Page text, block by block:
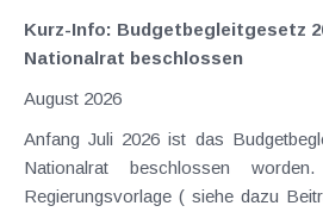
Kurz-Info: Budgetbegleitgesetz
Nationalrat beschlossen
August 2026
Anfang Juli 2026 ist das
Nationalrat beschlossen
Regierungsvorlage ( siehe dazu